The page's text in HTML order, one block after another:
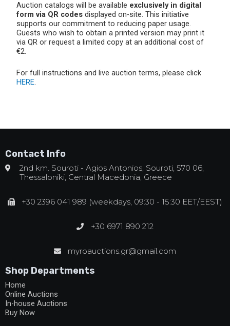
Auction catalogs will be available exclusively in digital
form via QR codes displayed on-site. This initiative
supports our commitment to reducing paper usage.
Guests who wish to obtain a printed version may print it
via QR or request a limited copy at an additional cost of
€2.
For full instructions and live auction terms, please click
HERE
Contact Info
2nd km. Souroti - Agios Antonios, Souroti, 570 06,
Thessaloniki, Central Macedonia, Greece
+30 2396 041 989 (weekdays, 09:30 - 15:30 EET/EEST)
+30 6971 890 212
myroauctions.gr@gmail.com
Shop Departments
Home
Online Auctions
In-house Auctions
Buy Now